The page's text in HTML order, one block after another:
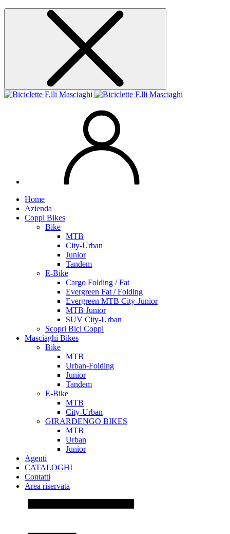
Home
Azienda
Coppi Bikes
Bike
MTB
City-Urban
Junior
Tandem
E-Bike
Cargo Folding / Fat
Evergreen Fat / Folding
Evergreen MTB City-Junior
MTB Junior
SUV City-Urban
Scopri Bici Coppi
Masciaghi Bikes
Bike
MTB
Urban-Folding
Junior
Tandem
E-Bike
MTB
City-Urban
GIRARDENGO BIKES
MTB
Urban
Junior
Agenti
CATALOGHI
Contatti
Area riservata